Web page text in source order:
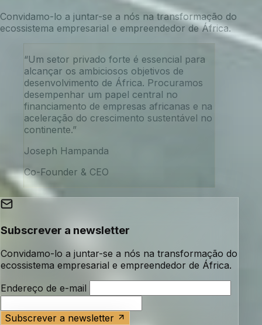
Convidamo-lo a juntar-se a nós na transformação do
ecossistema empresarial e empreendedor de África.
“Um setor privado forte é essencial para
alcançar os ambiciosos objetivos de
desenvolvimento de África. Procuramos
desempenhar um papel central no
financiamento de empresas africanas e na
aceleração do crescimento sustentável no
continente.”
Joseph Hampanda
Co-Founder & CEO
Subscrever a newsletter
Convidamo-lo a juntar-se a nós na transformação do
ecossistema empresarial e empreendedor de África.
Endereço de e-mail
Subscrever a newsletter